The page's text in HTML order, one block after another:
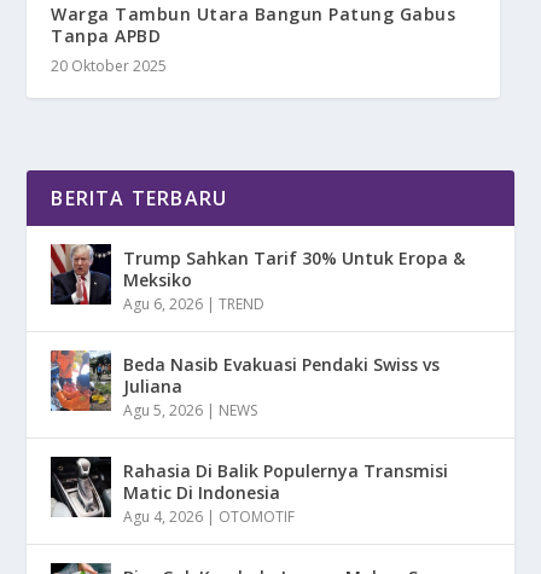
Warga Tambun Utara Bangun Patung Gabus
Tanpa APBD
20 Oktober 2025
BERITA TERBARU
Trump Sahkan Tarif 30% Untuk Eropa &
Meksiko
Agu 6, 2026 |TREND
Beda Nasib Evakuasi Pendaki Swiss vs
Juliana
Agu 5, 2026 | NEWS
Rahasia Di Balik Populernya Transmisi
Matic Di Indonesia
Agu 4, 2026 | OTOMOTIF